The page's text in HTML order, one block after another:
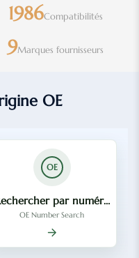
1986Compatibilités
9Marques fournisseurs
OE
OE
par numéro OE
OE Number Search